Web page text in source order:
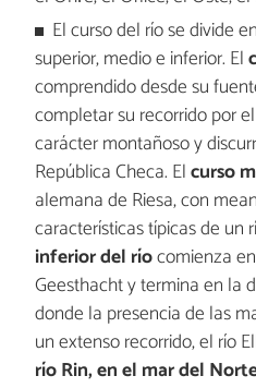
El curso del río se divide
superior, medio e inferior. El
comprendido desde su
completar su recorrido por
carácter montañoso y
República Checa. Elcurso
alemana de Riesa, con
características típicas de un
inferior del ríocomienza
Geesthacht y termina en la
donde la presencia de las
un extenso recorrido, el río
río Rin, en el mar del